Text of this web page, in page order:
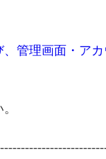
管理画面・ア